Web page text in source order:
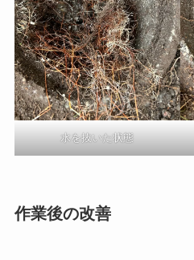
水を抜いた状態
作業後の改善